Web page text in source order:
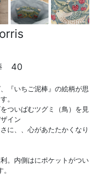
40
『いちご泥棒』の絵柄が思
。
ついばむツグミ（鳥）を見
イン
に、、心があたたかくなり
。内側はにポケットがつい